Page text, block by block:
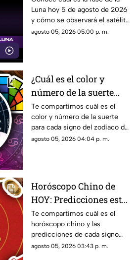
se verá el satélite esta
noche
Luna hoy 5 de agosto de 2026
y cómo se observará el satélite
natural durante la noche.
agosto 05, 2026 05:00 p. m.
¿Cuál es el color y
número de la suerte
HOY, 5 de agosto de
2026? Predicciones de
Mhoni Vidente para
cada signo este
Te compartimos cuál es el
color y número de la suerte
para cada signo del zodiaco de
acuerdo al horóscopo de
agosto 05, 2026 04:04 p. m.
Horóscopo Chino de
HOY: Predicciones este
5 de agosto de 2026
para cada signo del
zodiaco
Te compartimos cuál es el
horóscopo chino y las
predicciones de cada signo
para el día de hoy, miércoles 5
agosto 05, 2026 03:43 p. m.